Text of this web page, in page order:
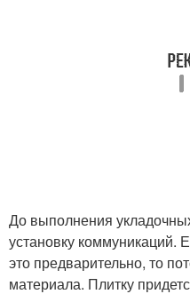
До выполнения
установку коммуникаций.
это предварительно, то
материала. Плитку